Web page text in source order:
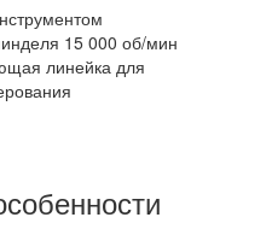
15 000 об/мин
линейка для